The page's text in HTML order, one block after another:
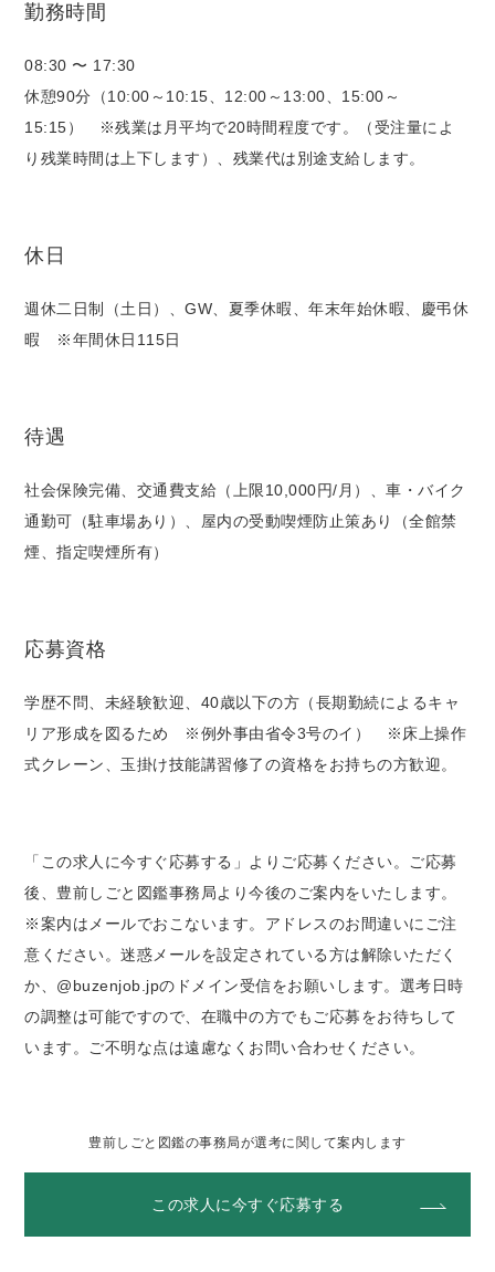
勤務時間
08:30 〜 17:30
休憩90分（10:00～10:15、12:00～13:00、15:00～
15:15） ※残業は月平均で20時間程度です。（受注量によ
り残業時間は上下します）、残業代は別途支給します。
休日
週休二日制（土日）、GW、夏季休暇、年末年始休暇、慶弔休
暇 ※年間休日115日
待遇
社会保険完備、交通費支給（上限10,000円/月）、車・バイク
通勤可（駐車場あり）、屋内の受動喫煙防止策あり（全館禁
煙、指定喫煙所有）
応募資格
学歴不問、未経験歓迎、40歳以下の方（長期勤続によるキャ
リア形成を図るため ※例外事由省令3号のイ） ※床上操作
式クレーン、玉掛け技能講習修了の資格をお持ちの方歓迎。
「この求人に今すぐ応募する」よりご応募ください。ご応募
後、豊前しごと図鑑事務局より今後のご案内をいたします。
※案内はメールでおこないます。アドレスのお間違いにご注
意ください。迷惑メールを設定されている方は解除いただく
か、@buzenjob.jpのドメイン受信をお願いします。選考日時
の調整は可能ですので、在職中の方でもご応募をお待ちして
います。ご不明な点は遠慮なくお問い合わせください。
豊前しごと図鑑の事務局が選考に関して案内します
この求人に今すぐ応募する